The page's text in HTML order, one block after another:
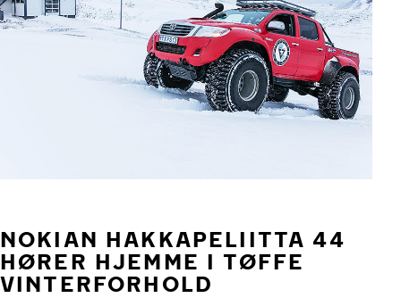
NOKIAN HAKKAPELIITTA 44
HØRER HJEMME I TØFFE
VINTERFORHOLD